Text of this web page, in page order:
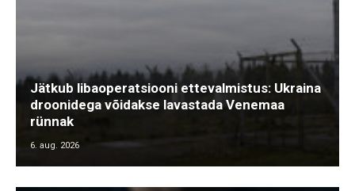
Jätkub libaoperatsiooni ettevalmistus: Ukraina
droonidega võidakse lavastada Venemaa
rünnak
6. aug. 2026